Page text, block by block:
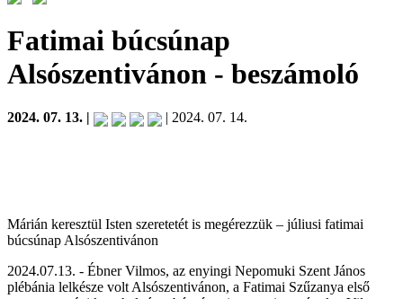
Fatimai búcsúnap
Alsószentivánon - beszámoló
2024. 07. 13. | | 2024. 07. 14.
Márián keresztül Isten szeretetét is megérezzük – júliusi fatimai
búcsúnap Alsószentivánon
2024.07.13. - Ébner Vilmos, az enyingi Nepomuki Szent János
plébánia lelkésze volt Alsószentivánon, a Fatimai Szűzanya első